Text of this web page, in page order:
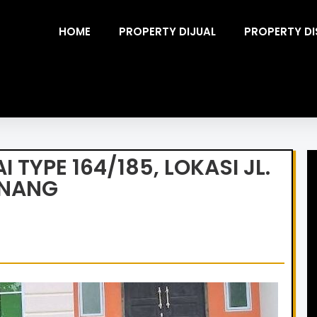
HOME PROPERTY DIJUAL PROPERTY
TYPE 164/185, LOKASI JL.